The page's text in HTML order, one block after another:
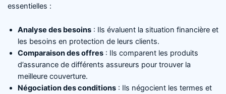
essentielles :
Analyse des besoins : Ils évaluent la situation financière et
les besoins en protection de leurs clients.
Comparaison des offres : Ils comparent les produits
d’assurance de différents assureurs pour trouver la
meilleure couverture.
Négociation des conditions : Ils négocient les termes et